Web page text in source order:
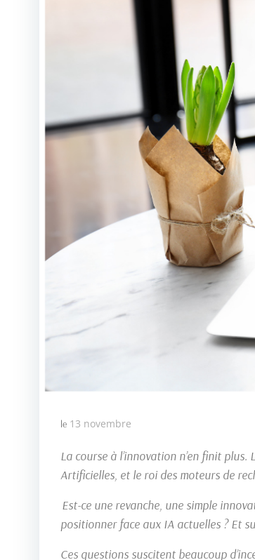
le 13 novembre
La course à l’innovation n’en finit plus.
Artificielles, et le roi des moteurs de
Est-ce une revanche, une simple
positionner face aux IA actuelles ? Et
Ces questions suscitent beaucoup